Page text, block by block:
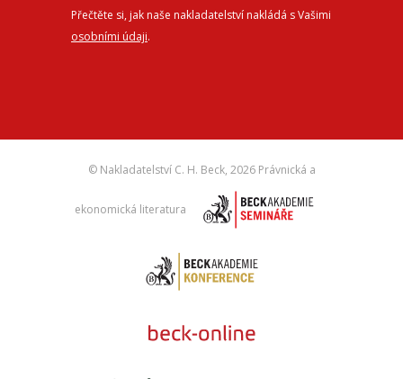
Přečtěte si, jak naše nakladatelství nakládá s Vašimi
osobními údaji.
© Nakladatelství C. H. Beck, 2026 Právnická a
ekonomická literatura